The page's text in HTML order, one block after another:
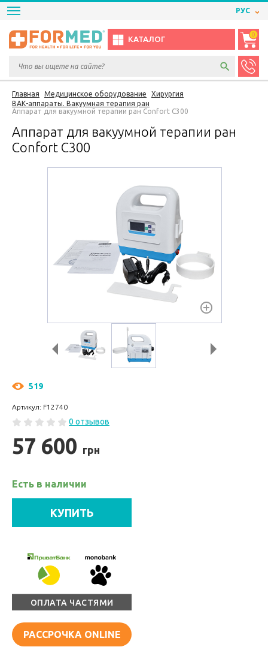
РУС
КАТАЛОГ
0
Главная Медицинское оборудование
Хирургия
ВАК-аппараты. Вакуумная терапия ран
Аппарат для вакуумной терапии ран Confort C300
Аппарат для вакуумной терапии ран
Confort C300
519
Артикул: F12740
0 отзывов
57 600 грн
Есть в наличии
КУПИТЬ
ОПЛАТА ЧАСТЯМИ
РАССРОЧКА ONLINE